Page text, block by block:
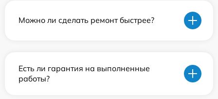
Можно ли сделать ремонт быстрее?
Есть ли гарантия на выполненные
работы?